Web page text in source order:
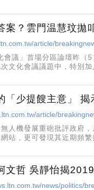
案？雲門温慧玟拋
article/
議」首場分區論壇昨（
文化會議議題中，特別
「少提餿主意」
article/
人機發展重砲批評政府
站，更可發現其近期頻
文哲 吳靜怡揭
news/politics/